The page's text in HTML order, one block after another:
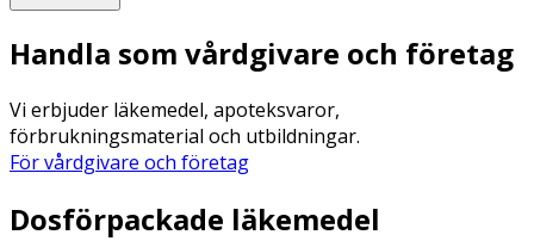
Handla som vårdgivare och företag
Vi erbjuder läkemedel, apoteksvaror,
förbrukningsmaterial och utbildningar.
För vårdgivare och företag
Dosförpackade läkemedel